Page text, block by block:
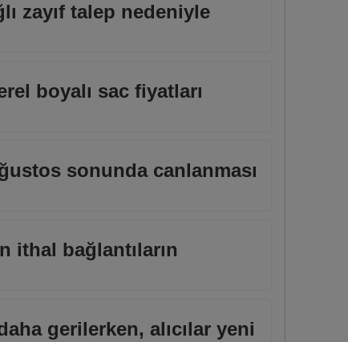
zayıf talep nedeniyle
boyalı sac fiyatları
sonunda canlanması
ithal bağlantıların
gerilerken, alıcılar yeni